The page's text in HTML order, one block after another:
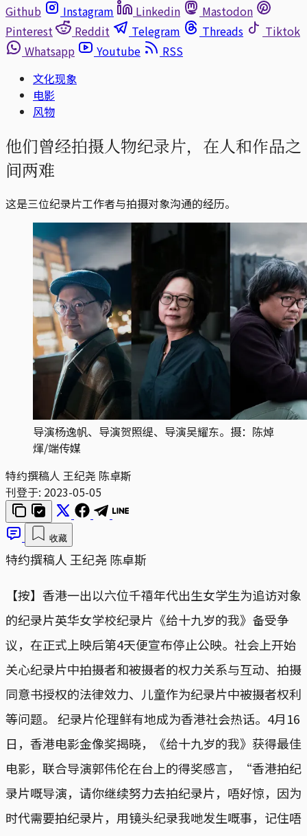
Github
Instagram Linkedin
Mastodon
Pinterest
Reddit Telegram Threads
Tiktok
Whatsapp
Youtube
RSS
文化现象
电影
风物
他们曾经拍摄人物纪录片，在人和作品之
间两难
这是三位纪录片工作者与拍摄对象沟通的经历。
导演杨逸帆、导演贺照缇、导演吴耀东。摄：陈焯
煇/端传媒
特约撰稿人 王纪尧 陈卓斯
刊登于: 2023-05-05
收藏
特约撰稿人 王纪尧 陈卓斯
【按】香港一出以六位千禧年代出生女学生为追访对象
的纪录片英华女学校纪录片《给十九岁的我》备受争
议，在正式上映后第4天便宣布停止公映。社会上开始
关心纪录片中拍摄者和被摄者的权力关系与互动、拍摄
同意书授权的法律效力、儿童作为纪录片中被摄者权利
等问题。 纪录片伦理鲜有地成为香港社会热话。4月16
日，香港电影金像奖揭晓，《给十九岁的我》获得最佳
电影，联合导演郭伟伦在台上的得奖感言，“香港拍纪
录片嘅导演，请你继续努力去拍纪录片，唔好惊，因为
时代需要拍纪录片，用镜头纪录我哋发生嘅事，记住唔